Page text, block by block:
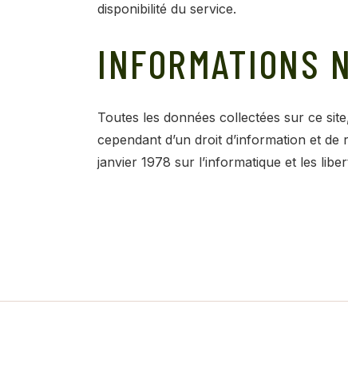
disponibilité du service.
INFORMATIONS
Toutes les données collectées sur ce
cependant d’un droit d’information et
janvier 1978 sur l’informatique et les